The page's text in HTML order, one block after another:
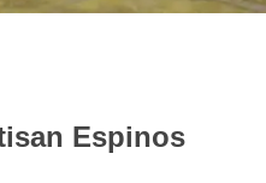
Espinos